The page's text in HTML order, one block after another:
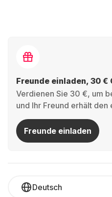
Freunde einladen, 30 €
Verdienen Sie 30 €, um
und Ihr Freund erhält den
Freunde einladen
Deutsch